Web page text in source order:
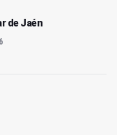
de Jaén